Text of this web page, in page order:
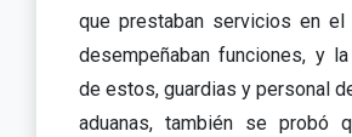
que prestaban servicios en el
desempeñaban funciones, y
de estos, guardias y personal
aduanas, también se probó